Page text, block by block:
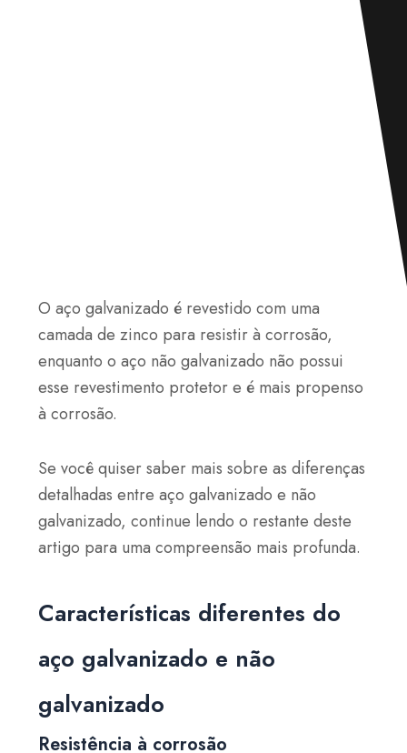
O aço galvanizado é revestido com uma
camada de zinco para resistir à corrosão,
enquanto o aço não galvanizado não possui
esse revestimento protetor e é mais propenso
à corrosão.
Se você quiser saber mais sobre as diferenças
detalhadas entre aço galvanizado e não
galvanizado, continue lendo o restante deste
artigo para uma compreensão mais profunda.
Características diferentes do
aço galvanizado e não
galvanizado
Resistência à corrosão